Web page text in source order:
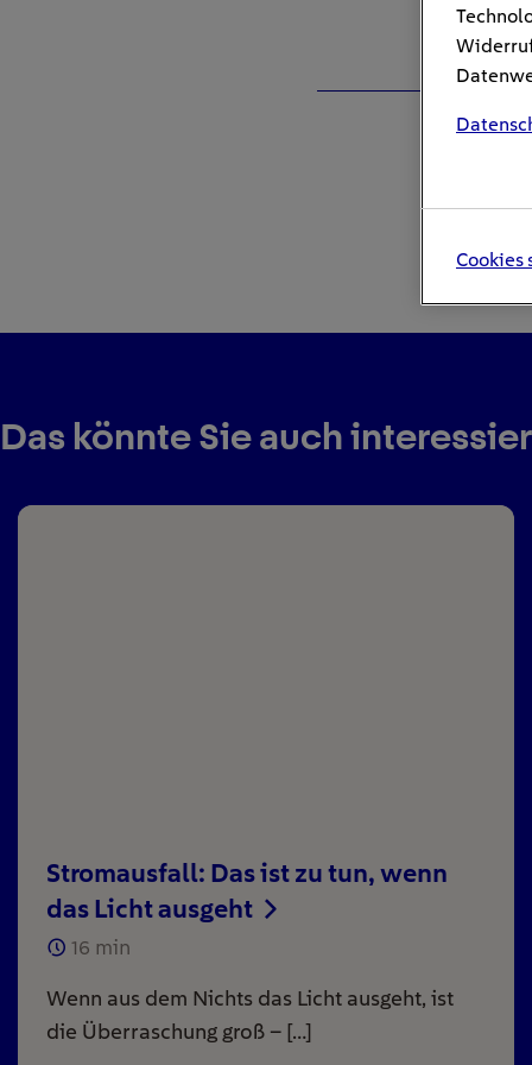
Das könnte Sie auch
Stromausfall: Das ist zu tun, wenn
das Licht ausgeht
16 min
Wenn aus dem Nichts das Licht ausgeht, ist
die Überraschung groß – […]
Cookies